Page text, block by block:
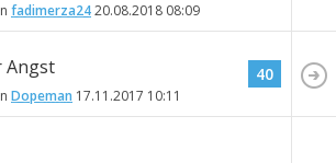
fadimerza2420.08.2018 08:09
Angst
Dopeman 17.11.2017 10:11
40